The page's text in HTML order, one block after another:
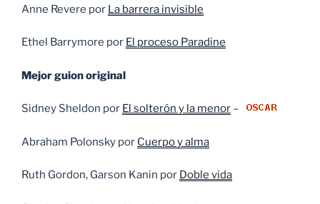
Anne Revere por La barrera invisible
Ethel Barrymore por El proceso Paradine
Mejor guion original
Sidney Sheldon por El solterón y la menor –
Abraham Polonsky por Cuerpo y alma
Ruth Gordon, Garson Kanin por Doble vida